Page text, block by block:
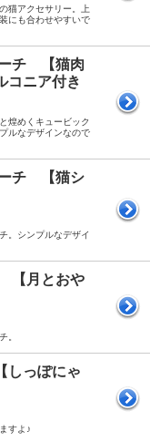
猫アクセサリー。上
にも合わせやすいで
チ 【猫肉
コニア付き
煌めくキュービック
ルなデザインなので
ーチ 【猫シ
。シンプルなデザイ
【月とおや
。
しっぽにゃ
すよ♪